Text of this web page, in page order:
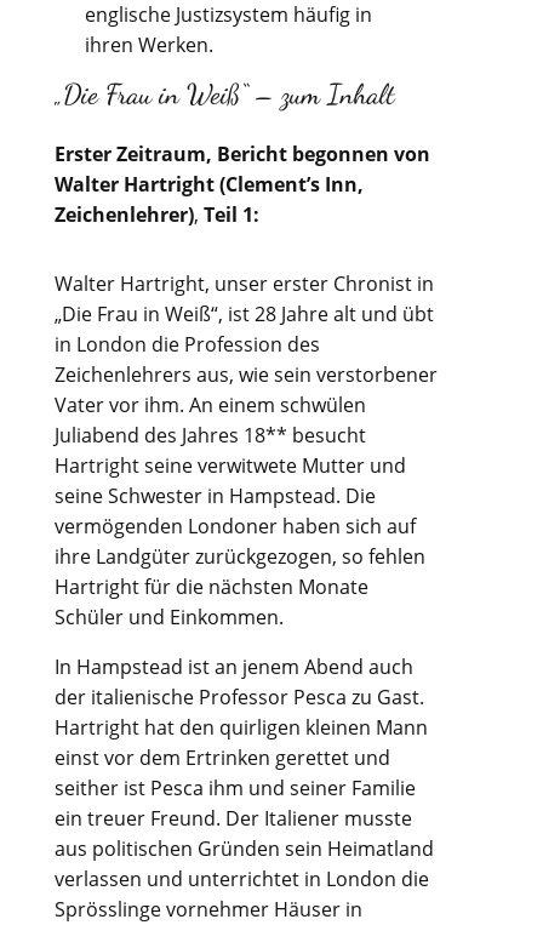
englische Justizsystem häufig in
ihren Werken.
„Die Frau in Weiß“ – zum Inhalt
Erster Zeitraum, Bericht begonnen von
Walter Hartright (Clement’s Inn,
Zeichenlehrer), Teil 1:
Walter Hartright, unser erster Chronist in
„Die Frau in Weiß“, ist 28 Jahre alt und übt
in London die Profession des
Zeichenlehrers aus, wie sein verstorbener
Vater vor ihm. An einem schwülen
Juliabend des Jahres 18** besucht
Hartright seine verwitwete Mutter und
seine Schwester in Hampstead. Die
vermögenden Londoner haben sich auf
ihre Landgüter zurückgezogen, so fehlen
Hartright für die nächsten Monate
Schüler und Einkommen.
In Hampstead ist an jenem Abend auch
der italienische Professor Pesca zu Gast.
Hartright hat den quirligen kleinen Mann
einst vor dem Ertrinken gerettet und
seither ist Pesca ihm und seiner Familie
ein treuer Freund. Der Italiener musste
aus politischen Gründen sein Heimatland
verlassen und unterrichtet in London die
Sprösslinge vornehmer Häuser in